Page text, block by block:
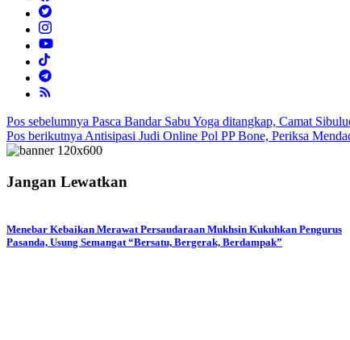
Navigasi
pos
Pos sebelumnya Pasca Bandar Sabu Yoga ditangkap, Camat
Pos berikutnya Antisipasi Judi Online Pol PP Bone, Periksa
Jangan Lewatkan
Menebar Kebaikan Merawat Persaudaraan Mukhsin Kukuhkan Pengurus
Pasanda, Usung Semangat “Bersatu, Bergerak, Berdampak”